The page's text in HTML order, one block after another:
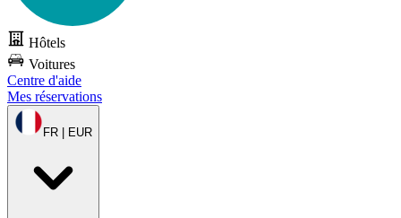
Hôtels
Voitures
Centre d'aide
Mes réservations
FR | EUR